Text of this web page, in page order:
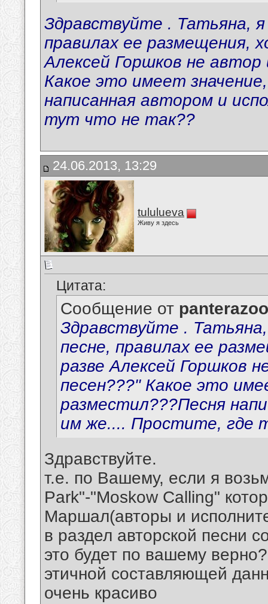
Здравствуйте . Татьяна,
правилах ее размещения,
Алексей Горшков не автор
Какое это имеет
написанная автором и
тут что не так??
24.06.2013, 13:29
tululueva
Живу я здесь
Цитата:
Сообщение от
Здравствуйте .
песне, правилах ее
разве Алексей Горшков
песен???" Какое это
разместил???Песня
им же.... Простите, где
Здравствуйте.
т.е. по Вашему, если я
Park"-"Moskow Calling"
Маршал(авторы и
в раздел авторской песни
это будет по вашему
этичной составляющей
очень красиво